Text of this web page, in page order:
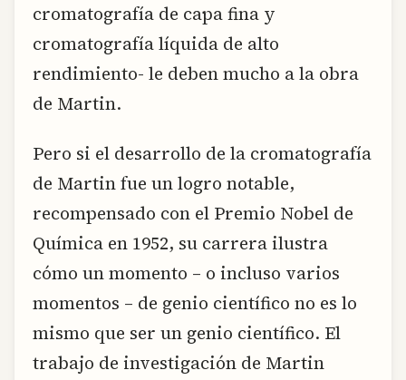
cromatografía de capa fina y
cromatografía líquida de alto
rendimiento- le deben mucho a la obra
de Martin.
Pero si el desarrollo de la cromatografía
de Martin fue un logro notable,
recompensado con el Premio Nobel de
Química en 1952, su carrera ilustra
cómo un momento – o incluso varios
momentos – de genio científico no es lo
mismo que ser un genio científico. El
trabajo de investigación de Martin